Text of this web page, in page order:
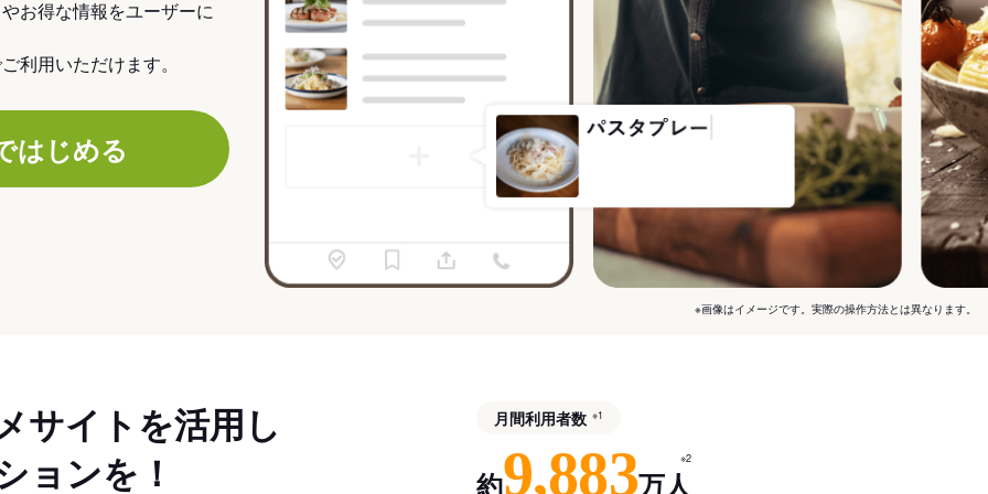
お得な情報をユーザーに
利用いただけます。
はじめる
※画像はイメージです。実際の操作方法とは異なります。
サイトを活用し
ョンを！
月間利用者数 ※1
約9,883万人
※2